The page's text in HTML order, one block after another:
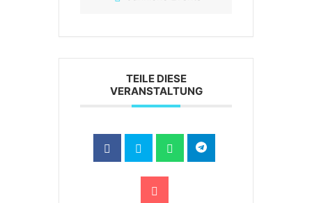
TEILE DIESE
VERANSTALTUNG